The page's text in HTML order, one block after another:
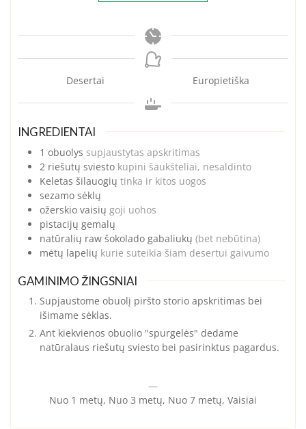
Desertai Europietiška
INGREDIENTAI
1 obuolys supjaustytas apskritimas
2 riešutų sviesto kupini šaukšteliai, nesaldinto
Keletas šilauogių tinka ir kitos uogos
sezamo sėklų
ožerskio vaisių goji uohos
pistacijų gemalų
natūralių raw šokolado gabaliukų (bet nebūtina)
mėtų lapelių kurie suteikia šiam desertui gaivumo
GAMINIMO ŽINGSNIAI
Supjaustome obuolį piršto storio apskritimas bei
išimame sėklas.
Ant kiekvienos obuolio "spurgelės" dedame
natūralaus riešutų sviesto bei pasirinktus pagardus.
—
Nuo 1 metų, Nuo 3 metų, Nuo 7 metų, Vaisiai